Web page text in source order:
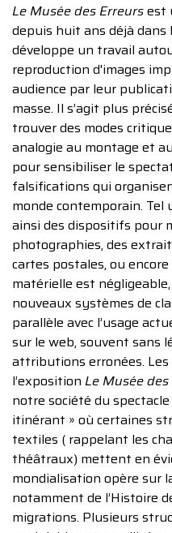
Le Musée des Erreursest
depuis huit ans déjà
développe un travail
reproduction d'images
audience par leur
masse. Il s’agit plus
trouver des modes
analogie au montage et
pour sensibiliser le
falsifications qui
monde contemporain. Tel
ainsi des dispositifs pour
photographies, des
cartes postales, ou
matérielle est
nouveaux systèmes de
parallèle avec l’usage
sur le web, souvent sans
attributions erronées. Les
l’exposition Le Musée
notre société du
itinérant » où certaines
textiles ( rappelant les
théâtraux) mettent en
mondialisation opère sur
notamment de l’Histoire
migrations. Plusieurs